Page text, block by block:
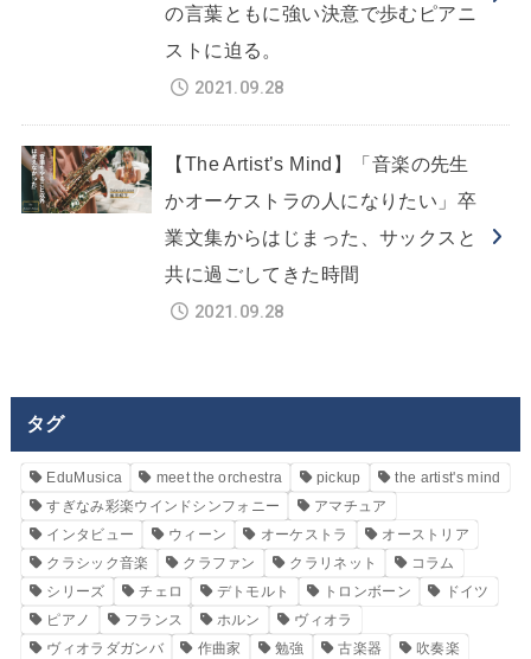
の言葉ともに強い決意で歩むピアニ
ストに迫る。
2021.09.28
【The Artist’s Mind】「音楽の先生
かオーケストラの人になりたい」卒
業文集からはじまった、サックスと
共に過ごしてきた時間
2021.09.28
タグ
EduMusica meet the orchestra pickup
the artist's mind
すぎなみ彩楽ウインドシンフォニー
アマチュア
インタビュー
ウィーン オーケストラ
オーストリア
クラシック音楽
クラファン クラリネット
コラム
シリーズ
チェロ デトモルト トロンボーン
ドイツ
ピアノ
フランス ホルン
ヴィオラ
ヴィオラダガンバ
作曲家 勉強 古楽器 吹奏楽